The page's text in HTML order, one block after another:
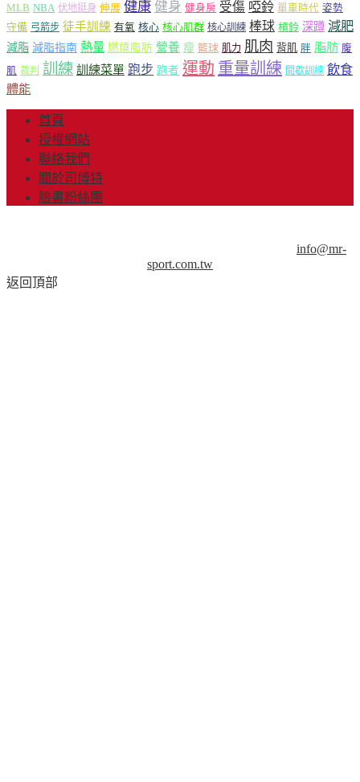
MLB NBA 伏地挺身 伸展 健康 健身 健身房 受傷 啞鈴 單車時代 姿勢
守備 弓箭步 徒手訓練 有氧 核心 核心肌群 核心訓練 棒球 槓鈴 深蹲 減肥
減脂 減脂指南 熱量 燃燒脂肪 營養 瘦 籃球 肌力 肌肉 背肌 胖 脂肪 腹
肌 裁判 訓練 訓練菜單 跑步 跑者 運動 重量訓練 間歇訓練 飲食
體能
首頁
授權網站
聯絡我們
關於司博特
臉書粉絲團
info@mr-
sport.com.tw
返回頂部